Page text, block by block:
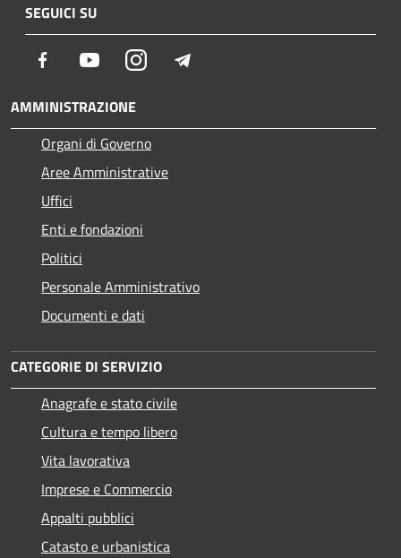
SEGUICI SU
Facebook YoutubeInstagram
AMMINISTRAZIONE
Organi di Governo
Aree Amministrative
Uffici
Enti e fondazioni
Politici
Personale Amministrativo
Documenti e dati
CATEGORIE DI SERVIZIO
Anagrafe e stato civile
Cultura e tempo libero
Vita lavorativa
Imprese e Commercio
Appalti pubblici
Catasto e urbanistica